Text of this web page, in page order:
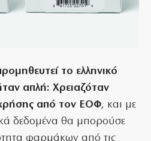
το ελληνικό
απλή: Χρειαζόταν
από τον ΕΟΦ, και με
δεδομένα θα μπορούσε
φαρμάκων από τις